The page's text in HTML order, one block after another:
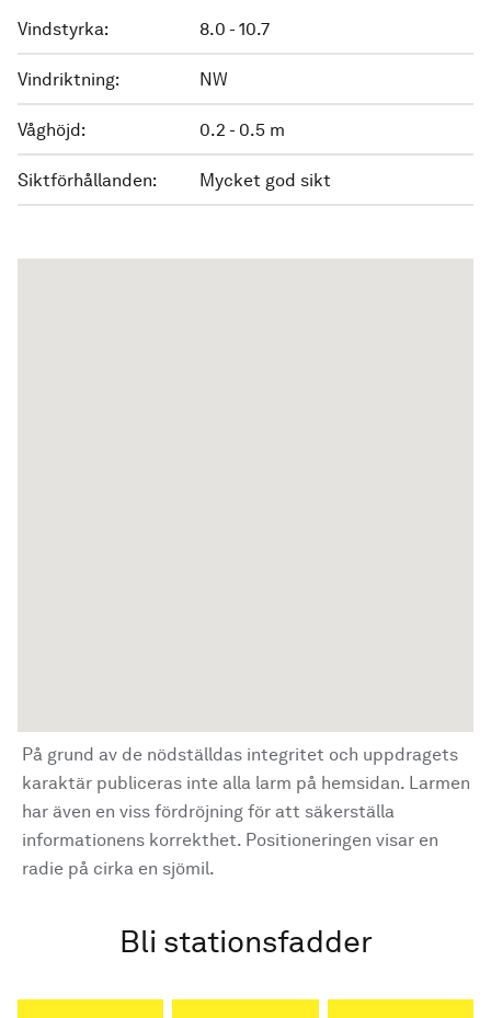
Vindstyrka: 8.0 - 10.7
Vindriktning: NW
Våghöjd: 0.2 - 0.5 m
Siktförhållanden: Mycket god sikt
På grund av de nödställdas integritet och uppdragets
karaktär publiceras inte alla larm på hemsidan. Larmen
har även en viss fördröjning för att säkerställa
informationens korrekthet. Positioneringen visar en
radie på cirka en sjömil.
Bli stationsfadder